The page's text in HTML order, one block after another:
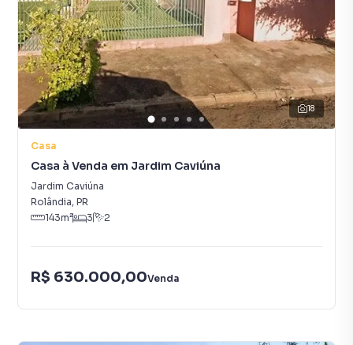
18
Casa
Casa à Venda em Jardim Caviúna
Jardim Caviúna
Rolândia, PR
143m² 3 2
R$ 630.000,00Venda